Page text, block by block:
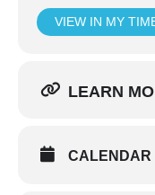
VIEW IN MY
LEARN
CALENDAR